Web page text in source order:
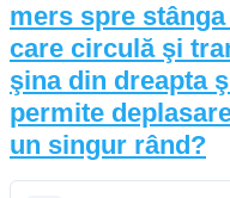
mers spre
care circulă şi
şina din dreapta
permite
un singur rând?